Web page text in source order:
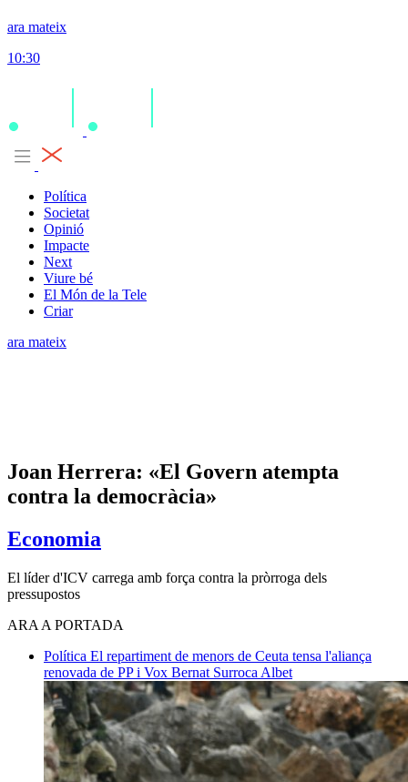
ara mateix
10:30
Política
Societat
Opinió
Impacte
Next
Viure bé
El Món de la Tele
Criar
ara mateix
Joan Herrera: «El Govern atempta
contra la democràcia»
Economia
El líder d'ICV carrega amb força contra la pròrroga dels
pressupostos
ARA A PORTADA
Política El repartiment de menors de Ceuta tensa l'aliança
renovada de PP i Vox Bernat Surroca Albet